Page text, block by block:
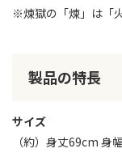
※煉獄の「煉」は「
製品の特長
サイズ
（約）身丈69cm 身